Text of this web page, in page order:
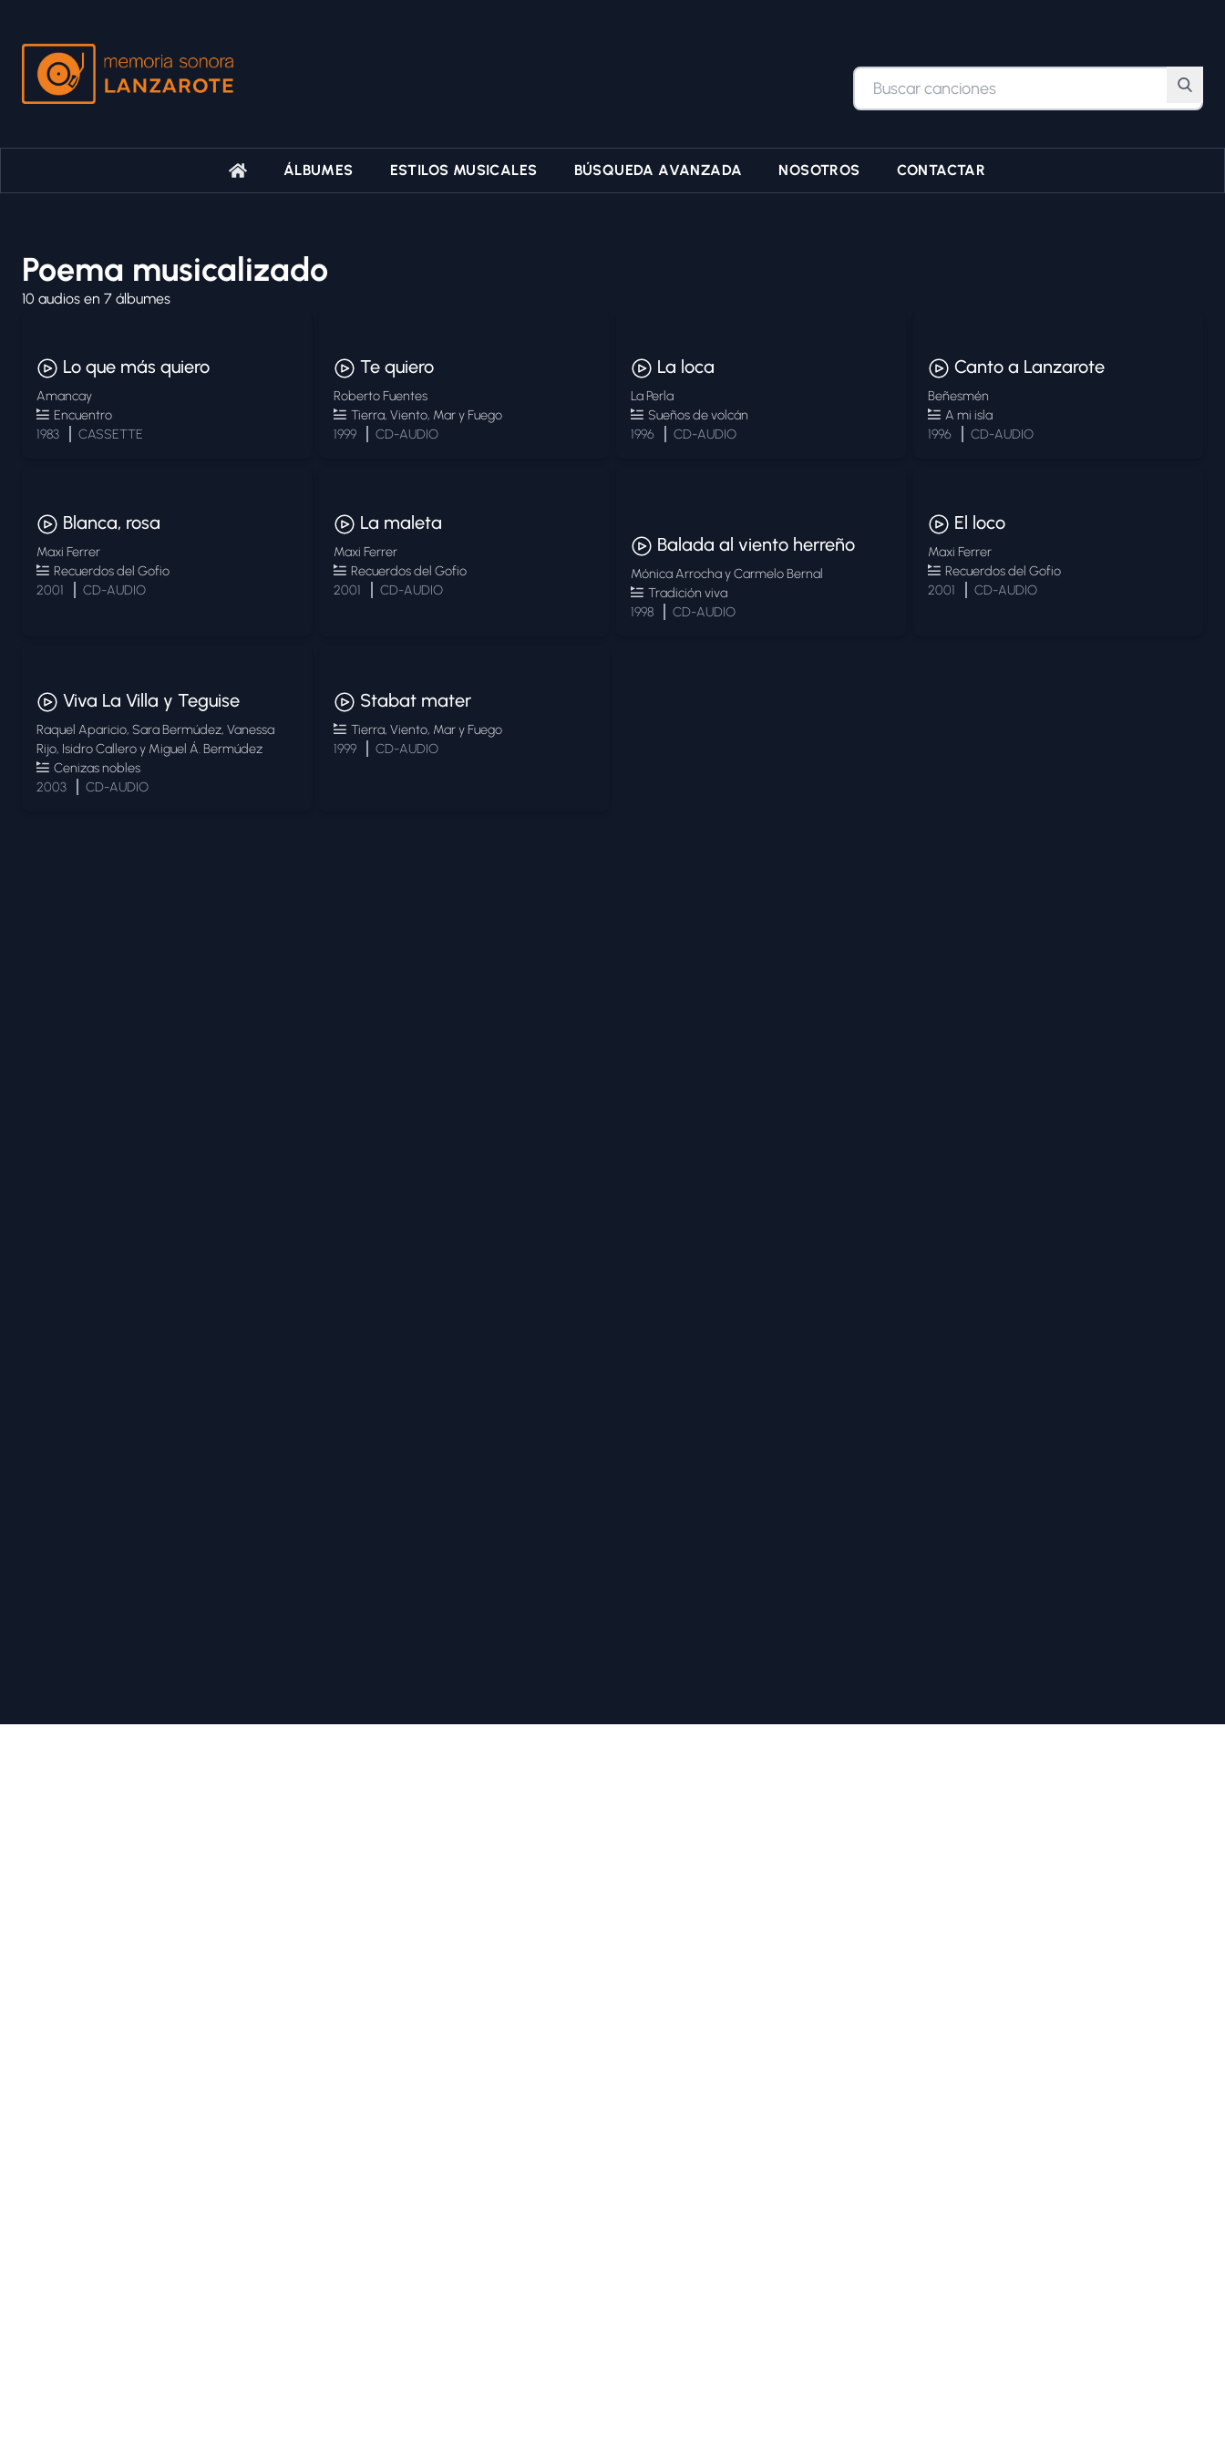
ÁLBUMES ESTILOS MUSICALES BÚSQUEDA AVANZADA NOSOTROS CONTACTAR
Poema musicalizado
10 audios en 7 álbumes
Lo que más quiero
Amancay
Encuentro
1983
CASSETTE
Te quiero
Roberto Fuentes
Tierra, Viento, Mar y Fuego
1999
CD-AUDIO
La loca
La Perla
Sueños de volcán
1996
CD-AUDIO
Canto a Lanzarote
Beñesmén
A mi isla
1996
CD-AUDIO
Blanca, rosa
Maxi Ferrer
Recuerdos del Gofio
2001
CD-AUDIO
La maleta
Maxi Ferrer
Recuerdos del Gofio
2001
CD-AUDIO
Balada al viento herreño
Mónica Arrocha y Carmelo Bernal
Tradición viva
1998
CD-AUDIO
El loco
Maxi Ferrer
Recuerdos del Gofio
2001
CD-AUDIO
Viva La Villa y Teguise
Raquel Aparicio, Sara Bermúdez, Vanessa
Rijo, Isidro Callero y Miguel Á. Bermúdez
Cenizas nobles
2003
CD-AUDIO
Stabat mater
Tierra, Viento, Mar y Fuego
1999
CD-AUDIO